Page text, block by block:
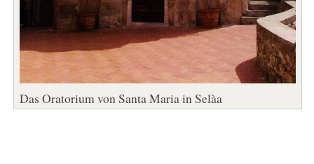
Das Oratorium von Santa Maria in Selàa